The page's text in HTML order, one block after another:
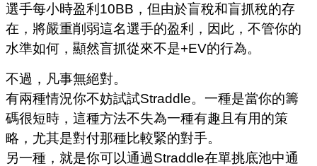
選手每小時盈利10BB，但由於盲稅和盲抓稅的存
在，將嚴重削弱這名選手的盈利，因此，不管你的
水準如何，顯然盲抓從來不是+EV的行為。
不過，凡事無絕對。
有兩種情況你不妨試試Straddle。一種是當你的籌
碼很短時，這種方法不失為一種有趣且有用的策
略，尤其是對付那種比較緊的對手。
另一種，就是你可以通過Straddle在單挑底池中通